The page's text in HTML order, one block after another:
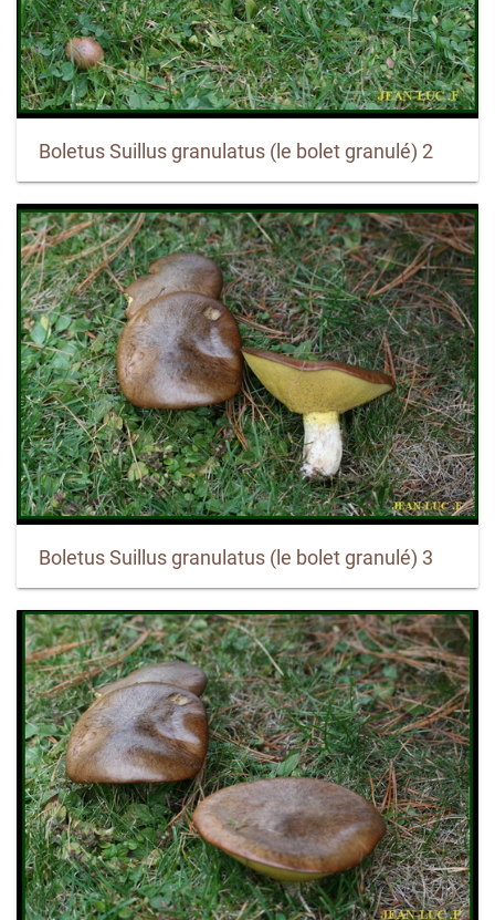
Boletus Suillus granulatus (le bolet granulé) 2
Boletus Suillus granulatus (le bolet granulé) 3